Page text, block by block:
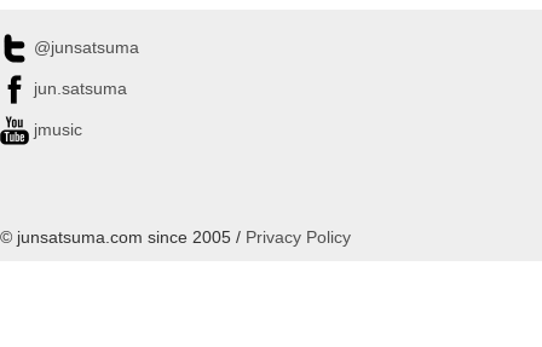
@junsatsuma
jun.satsuma
jmusic
© junsatsuma.com since 2005 / Privacy Policy